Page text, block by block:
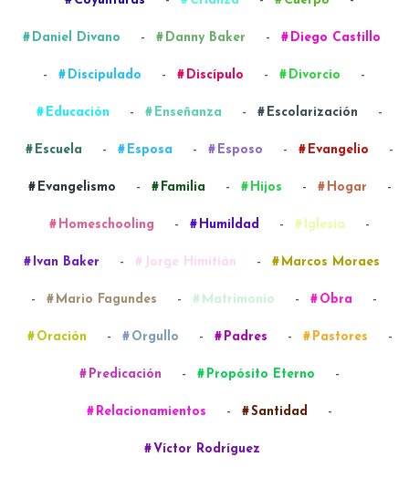
Daniel Divano - Danny Baker - Diego Castillo
- Discipulado - Discípulo - Divorcio -
Educación - Enseñanza - Escolarización -
Escuela - Esposa - Esposo - Evangelio -
Evangelismo - Familia - Hijos - Hogar -
Homeschooling - Humildad - Iglesia -
Ivan Baker - Jorge Himitián - Marcos Moraes
- Mario Fagundes - Matrimonio - Obra -
Oración - Orgullo - Padres - Pastores -
Predicación - Propósito Eterno -
Relacionamientos - Santidad -
Víctor Rodríguez